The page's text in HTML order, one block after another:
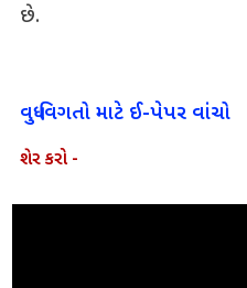
છે.
વધુ વિગતો માટે ઈ-પેપર વાંચો
શેર કરો -